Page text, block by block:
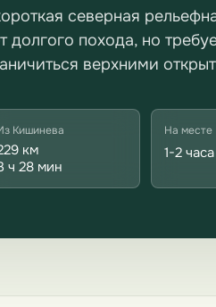
северная
долгого похода, но
верхними
Кишинева
км
ч 28 мин
На месте
1-2 часа